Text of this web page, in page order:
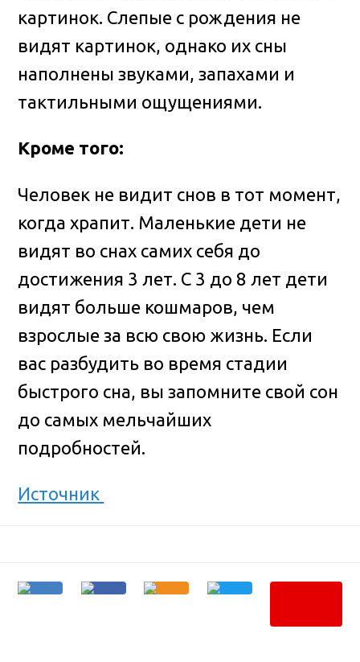
картинок. Слепые с рождения не
видят картинок, однако их сны
наполнены звуками, запахами и
тактильными ощущениями.
Кроме того:
Человек не видит снов в тот момент,
когда храпит. Маленькие дети не
видят во снах самих себя до
достижения 3 лет. С 3 до 8 лет дети
видят больше кошмаров, чем
взрослые за всю свою жизнь. Если
вас разбудить во время стадии
быстрого сна, вы запомните свой сон
до самых мельчайших
подробностей.
Источник